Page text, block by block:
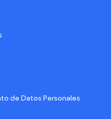
de Datos Personales